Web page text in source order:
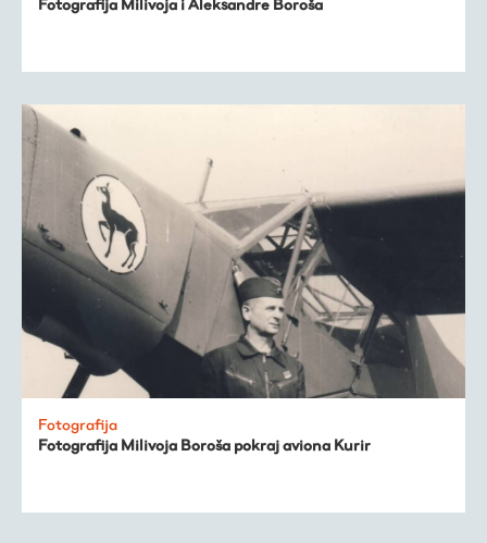
Fotografija Milivoja i Aleksandre Boroša
Fotografija
Fotografija Milivoja Boroša pokraj aviona Kurir